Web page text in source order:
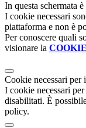
In questa schermata
I cookie necessari
piattaforma e non è
Per conoscere quali
visionare la
Cookie necessari per
I cookie necessari
disabilitati. È
policy.